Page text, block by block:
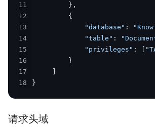
11
} ,
12
{
13
"database" :
14
"table" :
15
"privileges" : [
16
}
17
]
18
}
请求头域